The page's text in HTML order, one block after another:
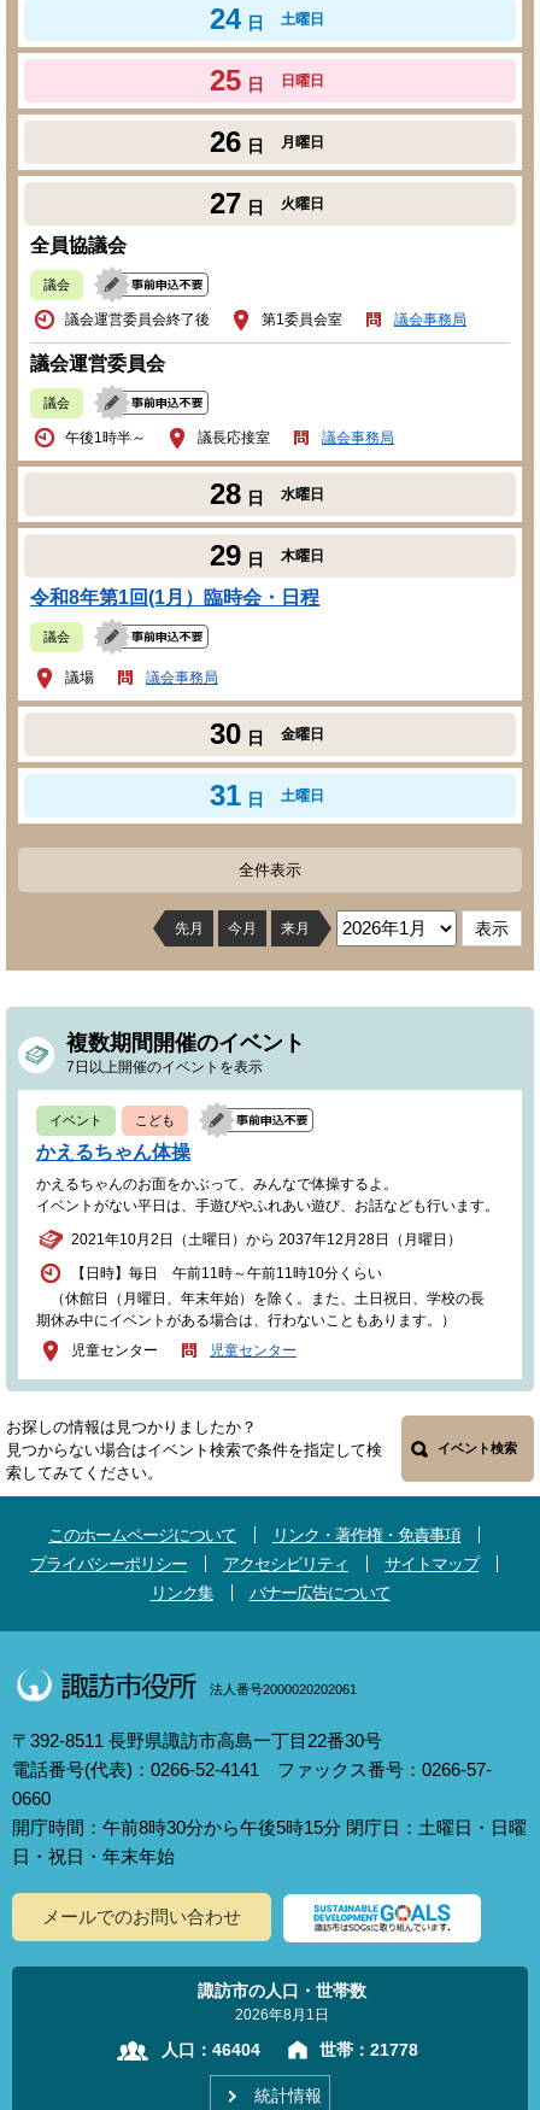
24 日 土曜日
25 日 日曜日
26 日 月曜日
27 日 火曜日
全員協議会
議会
議会運営委員会終了後 第1委員会室 議会事務局
議会運営委員会
議会
午後1時半～ 議長応接室 議会事務局
28 日 水曜日
29 日 木曜日
令和8年第1回(1月）臨時会・日程
議会
議場 議会事務局
30 日 金曜日
31 日 土曜日
全件表示
先月 今月 来月
複数期間開催のイベント
7日以上開催のイベントを表示
イベント こども
かえるちゃん体操
かえるちゃんのお面をかぶって、みんなで体操するよ。
イベントがない平日は、手遊びやふれあい遊び、お話なども行います。
2021年10月2日（土曜日）から 2037年12月28日（月曜日）
【日時】毎日 午前11時～午前11時10分くらい
（休館日（月曜日、年末年始）を除く。また、土日祝日、学校の長
期休み中にイベントがある場合は、行わないこともあります。）
児童センター
児童センター
お探しの情報は見つかりましたか？
見つからない場合はイベント検索で条件を指定して検
索してみてください。
イベント検索
このホームページについて
リンク・著作権・免責事項
プライバシーポリシー
アクセシビリティ
サイトマップ
リンク集
バナー広告について
法人番号2000020202061
〒392-8511 長野県諏訪市高島一丁目22番30号
電話番号(代表)：0266-52-4141 ファックス番号：0266-57-
0660
開庁時間：午前8時30分から午後5時15分 閉庁日：土曜日・日曜
日・祝日・年末年始
メールでのお問い合わせ
諏訪市の人口・世帯数
2026年8月1日
人口： 46404 世帯： 21778
統計情報